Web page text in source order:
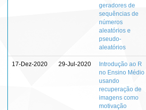
geradores de
sequências de
números
aleatórios e
pseudo-
aleatórios
17-Dez-2020 29-Jul-2020
Introdução ao R
no Ensino Médio
usando
recuperação de
imagens como
motivação